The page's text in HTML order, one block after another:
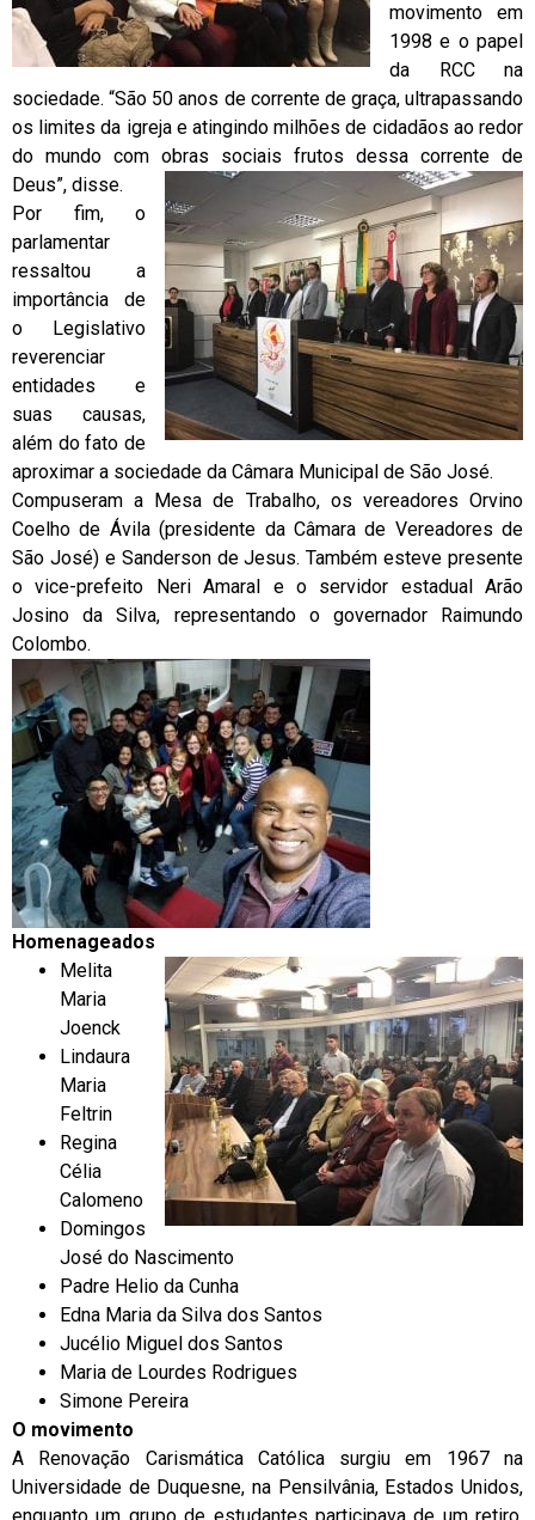
movimento em
1998 e o papel
da RCC na
sociedade. “São 50 anos de corrente de graça, ultrapassando
os limites da igreja e atingindo milhões de cidadãos ao redor
do mundo com obras sociais frutos dessa corrente de
Deus”, disse.
Por fim, o
parlamentar
ressaltou a
importância de
o Legislativo
reverenciar
entidades e
suas causas,
além do fato de
aproximar a sociedade da Câmara Municipal de São José.
Compuseram a Mesa de Trabalho, os vereadores Orvino
Coelho de Ávila (presidente da Câmara de Vereadores de
São José) e Sanderson de Jesus. Também esteve presente
o vice-prefeito Neri Amaral e o servidor estadual Arão
Josino da Silva, representando o governador Raimundo
Colombo.
Homenageados
Melita
Maria
Joenck
Lindaura
Maria
Feltrin
Regina
Célia
Calomeno
Domingos
José do Nascimento
Padre Helio da Cunha
Edna Maria da Silva dos Santos
Jucélio Miguel dos Santos
Maria de Lourdes Rodrigues
Simone Pereira
O movimento
A Renovação Carismática Católica surgiu em 1967 na
Universidade de Duquesne, na Pensilvânia, Estados Unidos,